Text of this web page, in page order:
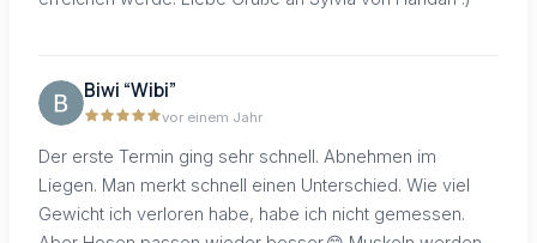
Biwi “Wibi”
vor einem Jahr
Der erste Termin ging sehr schnell. Abnehmen im
Liegen. Man merkt schnell einen Unterschied. Wie viel
Gewicht ich verloren habe, habe ich nicht gemessen.